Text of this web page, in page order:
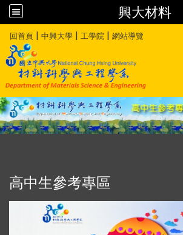
興大材料
回首頁 | 中興大學 | 工學院 | 網站導覽
高中生參考專區